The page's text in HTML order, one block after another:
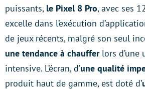
puissants, le Pixel 8 Pro, avec ses
excelle dans l’exécution
de jeux récents, malgré son seul
une tendance à chaufferlors d’une
intensive. L’écran, d’une qualité
produit haut de gamme, est doté d’